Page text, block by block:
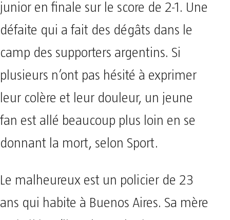
junior en finale sur le score de 2-1. Une
défaite qui a fait des dégâts dans le
camp des supporters argentins. Si
plusieurs n’ont pas hésité à exprimer
leur colère et leur douleur, un jeune
fan est allé beaucoup plus loin en se
donnant la mort, selon Sport.
Le malheureux est un policier de 23
ans qui habite à Buenos Aires. Sa mère